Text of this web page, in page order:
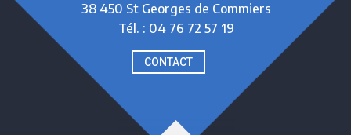
38 450 St Georges de Commiers
Tél. : 04 76 72 57 19
CONTACT